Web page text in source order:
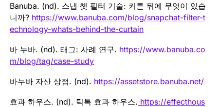
Banuba. (nd). 스냅 챗 필터 기술: 커튼 뒤에 무엇이 있습
니까? https://www.banuba.com/blog/snapchat-filter-t
echnology-whats-behind-the-curtain
바 누바. (nd). 태그: 사례 연구. https://www.banuba.co
m/blog/tag/case-study
바누바 자산 상점. (nd). https://assetstore.banuba.net/
효과 하우스. (nd). 틱톡 효과 하우스. https://effecthous